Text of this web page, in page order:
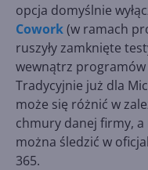
opcja domyślnie
Cowork(w ramach
ruszyły zamknięte
wewnątrz programów
Tradycyjnie już dla
może się różnić w
chmury danej firmy,
można śledzić w
365.